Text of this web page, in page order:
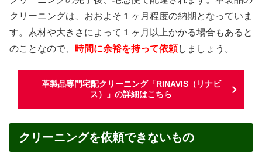
クリーニングは、おおよそ１ヶ月程度の納期となっていま
す。素材や大きさによって１ヶ月以上かかる場合もあると
のことなので、
時間に余裕を持って依頼しましょう。
革製品専門宅配クリーニング「RINAVIS（リナビ
ス）」の詳細はこちら
クリーニングを依頼できないもの